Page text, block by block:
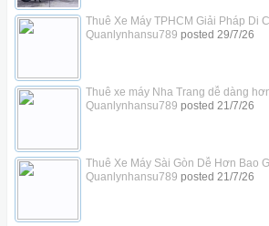
Thuê Xe Máy TPHCM Giải Pháp Di
Quanlynhansu789 posted 29/7/26
Thuê xe máy Nha Trang dễ dàng
Quanlynhansu789 posted 21/7/26
Thuê Xe Máy Sài Gòn Dễ Hơn Bao
Quanlynhansu789 posted 21/7/26